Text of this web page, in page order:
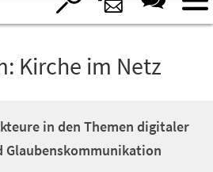
Kirche im Netz
in den Themen digitaler
Glaubenskommunikation